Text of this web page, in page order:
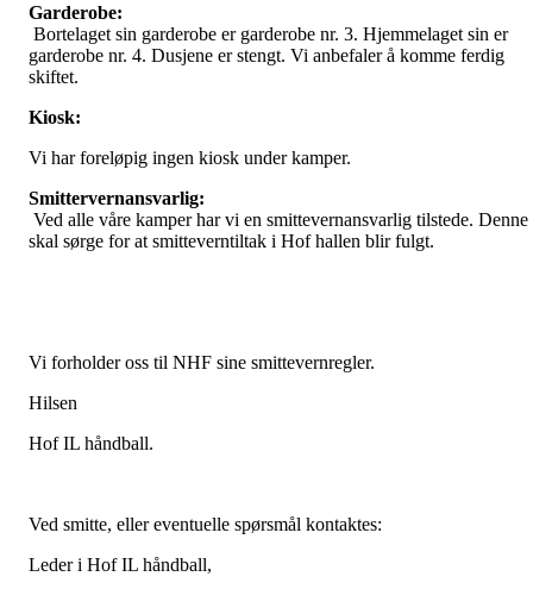
Garderobe:
Bortelaget sin garderobe er garderobe nr. 3. Hjemmelaget sin er
garderobe nr. 4. Dusjene er stengt. Vi anbefaler å komme ferdig
skiftet.
Kiosk:
Vi har foreløpig ingen kiosk under kamper.
Smittervernansvarlig:
Ved alle våre kamper har vi en smittevernansvarlig tilstede. Denne
skal sørge for at smitteverntiltak i Hof hallen blir fulgt.
Vi forholder oss til NHF sine smittevernregler.
Hilsen
Hof IL håndball.
Ved smitte, eller eventuelle spørsmål kontaktes:
Leder i Hof IL håndball,